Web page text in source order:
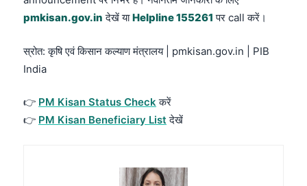
pmkisan.gov.in देखें याHelpline 155261 पर call करें।
स्रोत: कृषि एवं किसान कल्याण मंत्रालय | pmkisan.gov.in | PIB
India
👉 PM Kisan Status Checkकरें
👉 PM Kisan Beneficiary Listदेखें